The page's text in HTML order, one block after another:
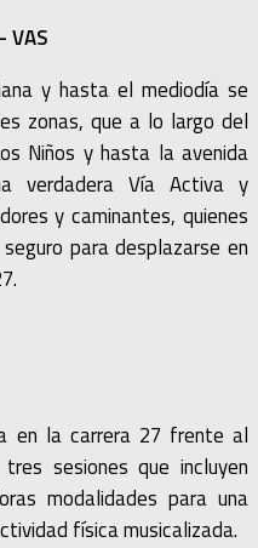
VAS
y hasta el mediodía se
zonas, que a lo largo del
Niños y hasta la avenida
verdadera Vía Activa y
y caminantes, quienes
para desplazarse en
en la carrera 27 frente al
sesiones que incluyen
modalidades para una
física musicalizada.